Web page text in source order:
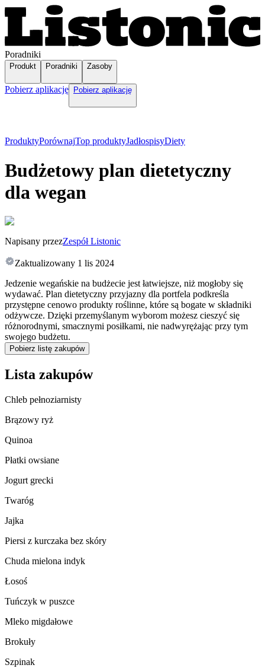
Poradniki
Produkt Poradniki Zasoby
Pobierz aplikację Pobierz aplikację
ProduktyPorównajTop produktyJadłospisyDiety
Budżetowy plan dietetyczny
dla wegan
Napisany przezZespół Listonic
Zaktualizowany 1 lis 2024
Jedzenie wegańskie na budżecie jest łatwiejsze, niż mogłoby się
wydawać. Plan dietetyczny przyjazny dla portfela podkreśla
przystępne cenowo produkty roślinne, które są bogate w składniki
odżywcze. Dzięki przemyślanym wyborom możesz cieszyć się
różnorodnymi, smacznymi posiłkami, nie nadwyrężając przy tym
swojego budżetu.
Pobierz listę zakupów
Lista zakupów
Chleb pełnoziarnisty
Brązowy ryż
Quinoa
Płatki owsiane
Jogurt grecki
Twaróg
Jajka
Piersi z kurczaka bez skóry
Chuda mielona indyk
Łosoś
Tuńczyk w puszce
Mleko migdałowe
Brokuły
Szpinak